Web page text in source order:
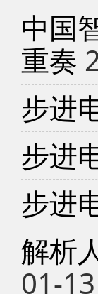
中国
重奏
步进
步进
步进
解析
01-13